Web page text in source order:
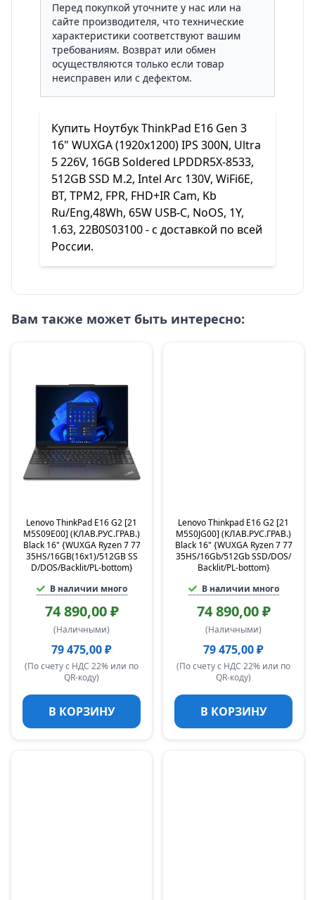
Перед покупкой уточните у нас или на
сайте производителя, что технические
характеристики соответствуют вашим
требованиям. Возврат или обмен
осуществляются только если товар
неисправен или с дефектом.
Купить Ноутбук ThinkPad E16 Gen 3
16" WUXGA (1920x1200) IPS 300N, Ultra
5 226V, 16GB Soldered LPDDR5X-8533,
512GB SSD M.2, Intel Arc 130V, WiFi6E,
BT, TPM2, FPR, FHD+IR Cam, Kb
Ru/Eng,48Wh, 65W USB-C, NoOS, 1Y,
1.63, 22B0S03100 - с доставкой по всей
России.
Вам также может быть интересно:
Lenovo ThinkPad E16 G2 [21
M5S09E00] (КЛАВ.РУС.ГРАВ.)
Black 16" {WUXGA Ryzen 7 77
35HS/16GB(16x1)/512GB SS
D/DOS/Backlit/PL-bottom}
В наличии много
74 890,00 ₽
(Наличными)
79 475,00 ₽
(По счету с НДС 22% или по
QR-коду)
В КОРЗИНУ
Lenovo Thinkpad E16 G2 [21
M5S0JG00] (КЛАВ.РУС.ГРАВ.)
Black 16" {WUXGA Ryzen 7 77
35HS/16Gb/512Gb SSD/DOS/
Backlit/PL-bottom}
В наличии много
74 890,00 ₽
(Наличными)
79 475,00 ₽
(По счету с НДС 22% или по
QR-коду)
В КОРЗИНУ